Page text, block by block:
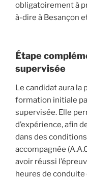
obligatoirement à
à-dire à Besançon
Étape
supervisée
Le candidat aura la
formation initiale
supervisée. Elle
d’expérience, afin
dans des
accompagnée
avoir réussi
heures de